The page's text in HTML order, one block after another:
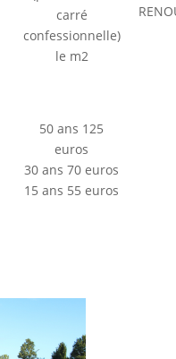
carré
confessionnelle)
le m2
50 ans 125
euros
30 ans 70 euros
15 ans 55 euros